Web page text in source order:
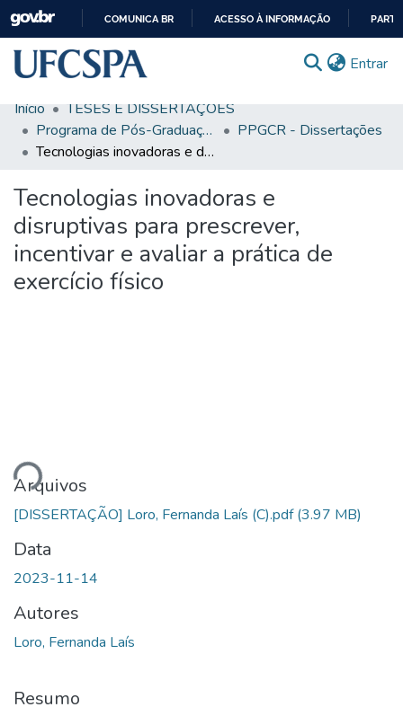
CONTEÚDO
COMUNICA BR ACESSO À INFORMAÇÃO
Entrar
Comunidades & Coleções
Busca Facetada
Estatísticas
Autoarquivamento
Sobre o RI-UFCSPA
Início
TESES E DISSERTAÇÕES
Programa de Pós-Graduação em Ciências da Reabilitação
PPGCR - Dissertações
Tecnologias inovadoras e disruptivas para prescrever, incentivar e avaliar a prática de exercício físico
Tecnologias inovadoras e
disruptivas para prescrever,
incentivar e avaliar a prática de
exercício físico
Arquivos
[DISSERTAÇÃO] Loro, Fernanda Laís (C).pdf(3.97 MB)
Data
2023-11-14
Autores
Loro, Fernanda Laís
Resumo